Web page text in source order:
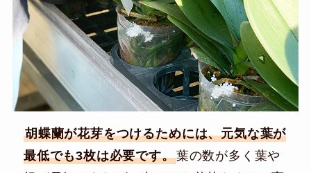
胡蝶蘭が花芽をつけるためには、元気な葉が
最低でも3枚は必要です。葉の数が多く葉や